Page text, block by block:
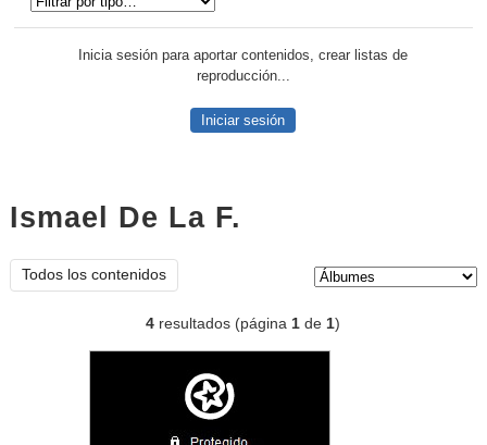
Inicia sesión para aportar contenidos, crear listas de
reproducción...
Iniciar sesión
Ismael De La F.
Todos los contenidos
4 resultados (página1 de1)